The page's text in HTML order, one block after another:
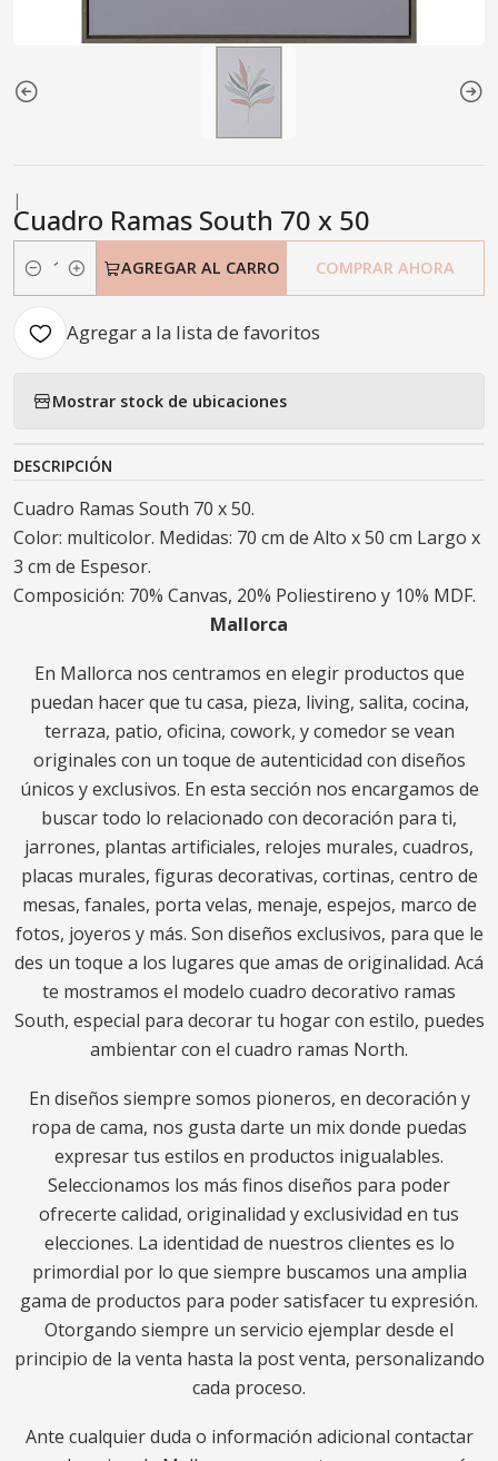
|
Cuadro Ramas South 70 x 50
Cantidad
AGREGAR AL CARRO COMPRAR AHORA
Agregar a la lista de favoritos
Mostrar stock de ubicaciones
DESCRIPCIÓN
Cuadro Ramas South 70 x 50.
Color: multicolor. Medidas: 70 cm de Alto x 50 cm Largo x
3 cm de Espesor.
Composición: 70% Canvas, 20% Poliestireno y 10% MDF.
Mallorca
En Mallorca nos centramos en elegir productos que
puedan hacer que tu casa, pieza, living, salita, cocina,
terraza, patio, oficina, cowork, y comedor se vean
originales con un toque de autenticidad con diseños
únicos y exclusivos. En esta sección nos encargamos de
buscar todo lo relacionado con decoración para ti,
jarrones, plantas artificiales, relojes murales, cuadros,
placas murales, figuras decorativas, cortinas, centro de
mesas, fanales, porta velas, menaje, espejos, marco de
fotos, joyeros y más. Son diseños exclusivos, para que le
des un toque a los lugares que amas de originalidad. Acá
te mostramos el modelo cuadro decorativo ramas
South, especial para decorar tu hogar con estilo, puedes
ambientar con el cuadro ramas North.
En diseños siempre somos pioneros, en decoración y
ropa de cama, nos gusta darte un mix donde puedas
expresar tus estilos en productos inigualables.
Seleccionamos los más finos diseños para poder
ofrecerte calidad, originalidad y exclusividad en tus
elecciones. La identidad de nuestros clientes es lo
primordial por lo que siempre buscamos una amplia
gama de productos para poder satisfacer tu expresión.
Otorgando siempre un servicio ejemplar desde el
principio de la venta hasta la post venta, personalizando
cada proceso.
Ante cualquier duda o información adicional contactar